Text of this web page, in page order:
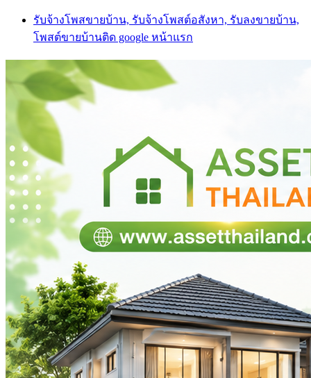
Skip
content
รับจ้างโพสขายบ้าน, รับจ้างโพสต์อสังหา, รับลงขายบ้าน,
โพสต์ขายบ้านติด google หน้าแรก